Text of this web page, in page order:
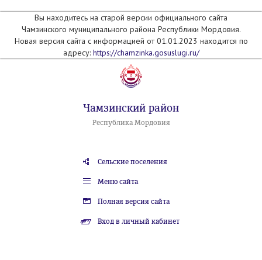
Вы находитесь на старой версии официального сайта
Чамзинского муниципального района Республики Мордовия.
Новая версия сайта с информацией от 01.01.2023 находится по
адресу: https://chamzinka.gosuslugi.ru/
Чамзинский район
Республика Мордовия
Сельские поселения
Меню сайта
Полная версия сайта
Вход в личный кабинет